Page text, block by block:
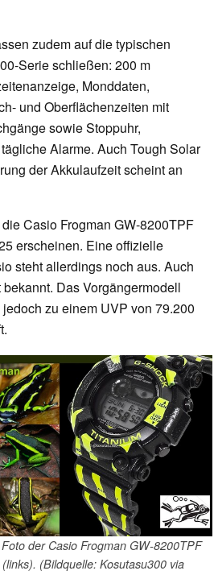
zudem auf die typischen
Serie schließen: 200 m
Monddaten,
und Oberflächenzeiten mit
sowie Stoppuhr,
Alarme. Auch Tough Solar
der Akkulaufzeit scheint an
Casio Frogman GW-8200TPF
erscheinen. Eine offizielle
steht allerdings noch aus. Auch
Das Vorgängermodell
zu einem UVP von 79.200
der Casio Frogman GW-8200TPF
(Bildquelle: Kosutasu300 via